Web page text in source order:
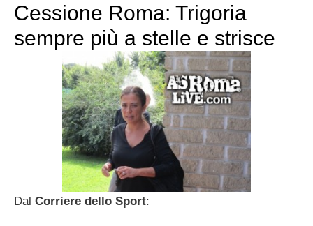
Cessione Roma: Trigoria
sempre più a stelle e strisce
Dal Corriere dello Sport: